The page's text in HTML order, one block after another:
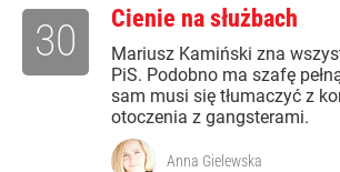
Cienie na służbach
Mariusz Kamiński zna
PiS. Podobno ma szafę
sam musi się tłumaczyć z
otoczenia z gangsterami.
30
Anna Gielewska